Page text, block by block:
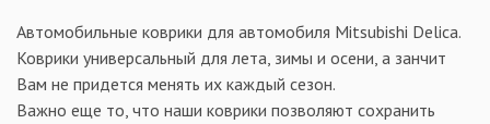
Автомобильные коврики для автомобиля Mitsubishi Delica.
Коврики универсальный для лета, зимы и осени, а занчит
Вам не придется менять их каждый сезон.
Важно еще то, что наши коврики позволяют сохранить